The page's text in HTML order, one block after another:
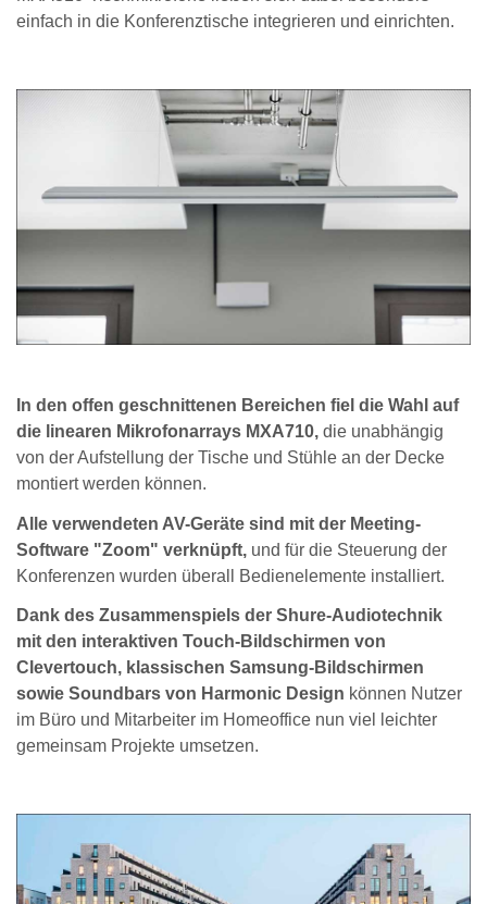
einfach in die Konferenztische integrieren und einrichten.
In den offen geschnittenen Bereichen fiel die Wahl auf
die linearen Mikrofonarrays MXA710, die unabhängig
von der Aufstellung der Tische und Stühle an der Decke
montiert werden können.
Alle verwendeten AV-Geräte sind mit der Meeting-
Software "Zoom" verknüpft, und für die Steuerung der
Konferenzen wurden überall Bedienelemente installiert.
Dank des Zusammenspiels der Shure-Audiotechnik
mit den interaktiven Touch-Bildschirmen von
Clevertouch, klassischen Samsung-Bildschirmen
sowie Soundbars von Harmonic Design können Nutzer
im Büro und Mitarbeiter im Homeoffice nun viel leichter
gemeinsam Projekte umsetzen.